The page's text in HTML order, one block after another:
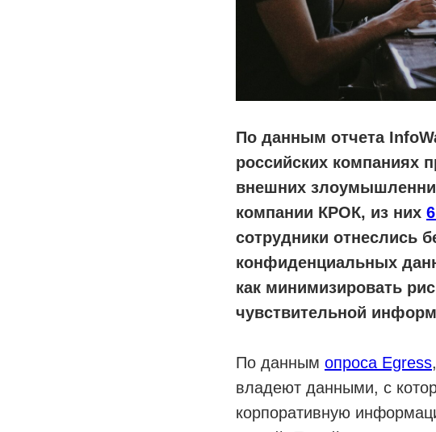
По данным отчета
российских компаниях
внешних
компании КРОК, из них
сотрудники отнеслись
конфиденциальных
как минимизировать
чувствительной
По данным опроса Egress
владеют данными, с
корпоративную